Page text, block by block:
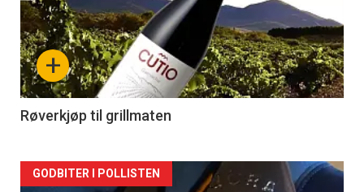
akkurat
nå
-
2
+
Røverkjøp til grillmaten
Forsiden
GODBITER I POLLISTEN